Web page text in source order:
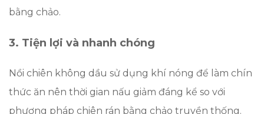
bằng chảo.
3. Tiện lợi và nhanh chóng
Nồi chiên không dầu sử dụng khí nóng để làm chín
thức ăn nên thời gian nấu giảm đáng kể so với
phương pháp chiên rán bằng chảo truyền thống.